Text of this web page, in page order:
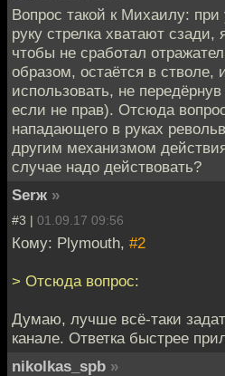
Вопрос такой к Михаилу: при
руку стрелка хватают сзади,
чтобы не сработал
образом, остаётся в стволе,
использовать, не
если не прав). Отсюда
нападающего в руках
другим механизмом
случае надо действовать?
Serж »
#3 | 01.09.17 09:56
Кому: Plymouth, #2
> Отсюда вопрос:
Думаю, лучше всё-таки
канале. Ответка быстрее
nikolkas_spb »